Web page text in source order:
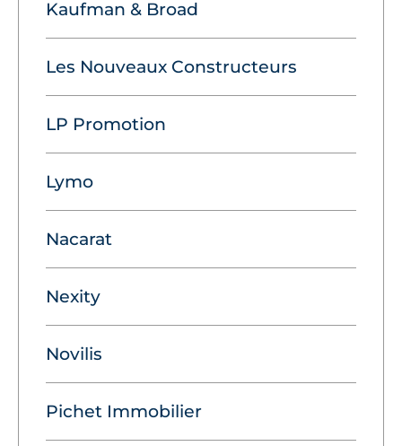
Kaufman & Broad
Les Nouveaux Constructeurs
LP Promotion
Lymo
Nacarat
Nexity
Novilis
Pichet Immobilier